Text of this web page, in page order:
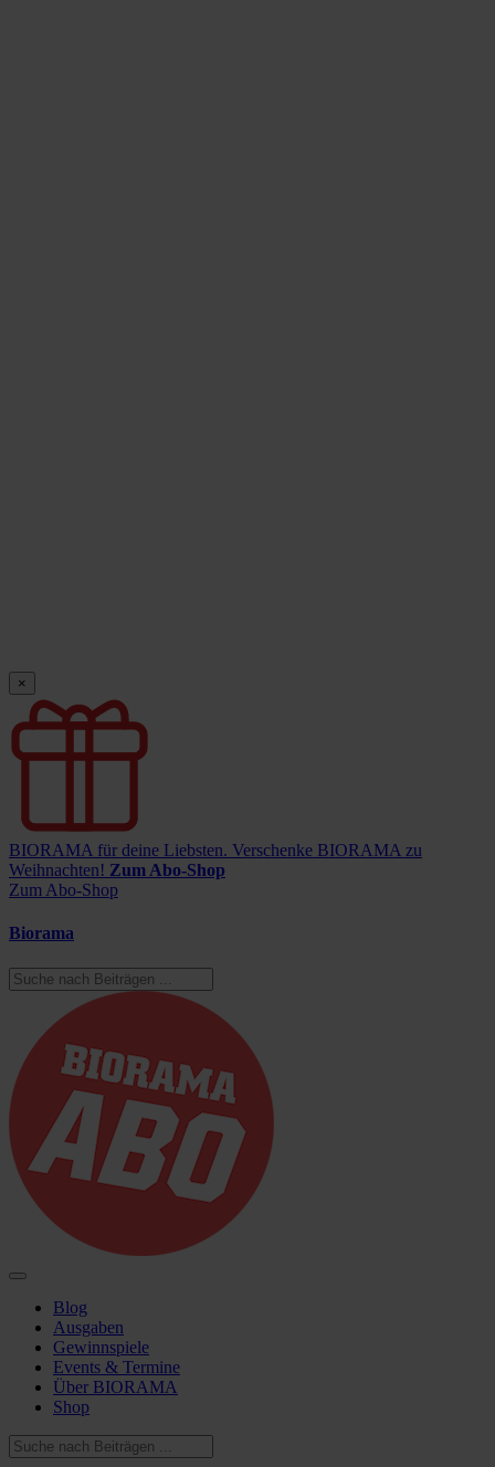
×
BIORAMA für deine Liebsten. Verschenke BIORAMA zu
Weihnachten! Zum Abo-Shop
Zum Abo-Shop
Biorama
Blog
Ausgaben
Gewinnspiele
Events & Termine
Über BIORAMA
Shop